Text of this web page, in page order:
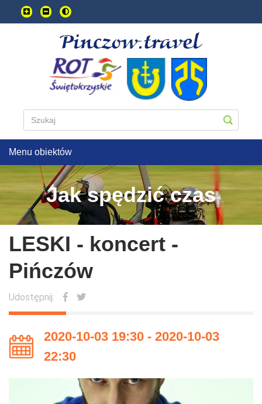
Przejdź
do
głownej
Menu obiektów
Jak spędzić czas
LESKI - koncert -
Pińczów
Udostępnij:
2020-10-03 19:30 - 2020-10-03
22:30